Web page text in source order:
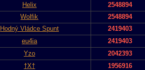
Helix
2548894
Wolfik
2548894
Hodný Vládce Spunt
2419403
eu4ia
2419403
Yzo
2042393
†X†
1956916